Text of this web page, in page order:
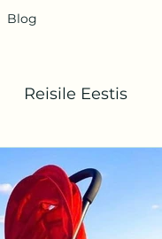
Blog
Reisile Eestis